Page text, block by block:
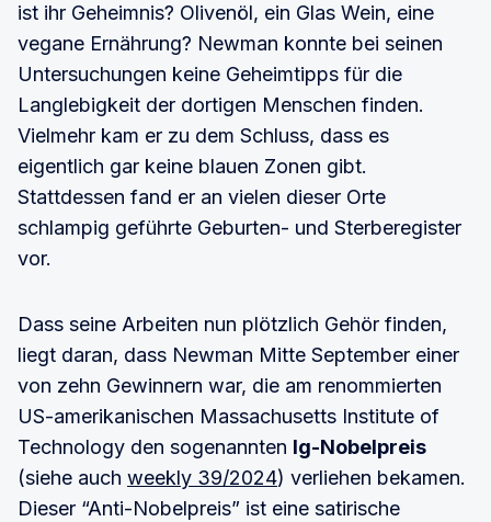
ist ihr Geheimnis? Olivenöl, ein Glas Wein, eine
vegane Ernährung? Newman konnte bei seinen
Untersuchungen keine Geheimtipps für die
Langlebigkeit der dortigen Menschen finden.
Vielmehr kam er zu dem Schluss, dass es
eigentlich gar keine blauen Zonen gibt.
Stattdessen fand er an vielen dieser Orte
schlampig geführte Geburten- und Sterberegister
vor.
Dass seine Arbeiten nun plötzlich Gehör finden,
liegt daran, dass Newman Mitte September einer
von zehn Gewinnern war, die am renommierten
US-amerikanischen Massachusetts Institute of
Technology den sogenannten Ig-Nobelpreis
(siehe auch weekly 39/2024) verliehen bekamen.
Dieser “Anti-Nobelpreis” ist eine satirische